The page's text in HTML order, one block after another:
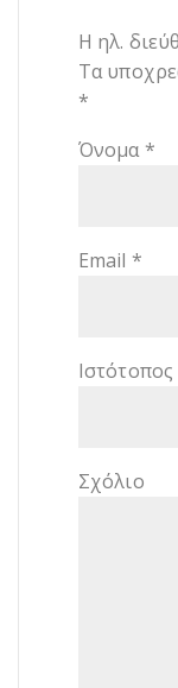
Η ηλ.
Τα
*
Όνομα *
Email *
Ιστότοπος
Σχόλιο